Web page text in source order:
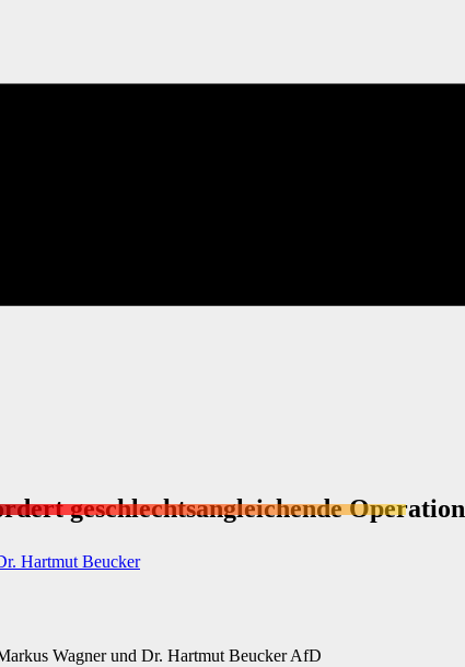
geschlechtsangleichende Operation
Hartmut Beucker
Wagner und Dr. Hartmut Beucker AfD